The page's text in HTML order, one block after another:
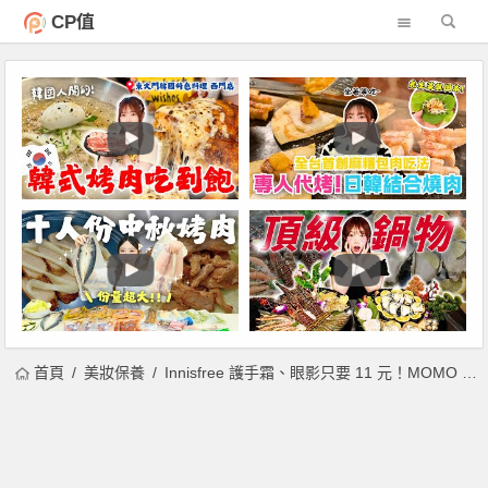
CP值
首頁 美妝保養 Innisfree 護手霜、眼影只要 11 元！MOMO 雙 11 限時搶購還有買一送一，90 元唇萃、160 元花漾綿蜜唇萃 都在這！